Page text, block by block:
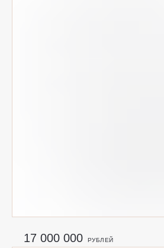
17 000 000 РУБЛЕЙ